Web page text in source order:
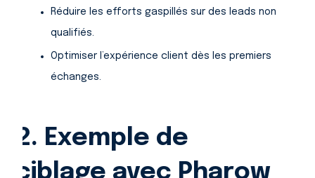
Réduire les efforts gaspillés sur des leads non
qualifiés.
Optimiser l’expérience client dès les premiers
échanges.
2. Exemple de
ciblage avec Pharow